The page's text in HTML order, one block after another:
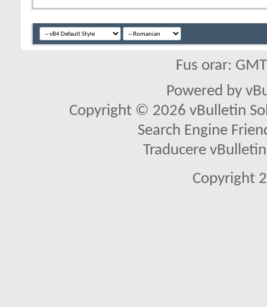
Fus orar:
Powered by
Copyright © 2026 vBulletin
Search Engine
Traducere
Copyright